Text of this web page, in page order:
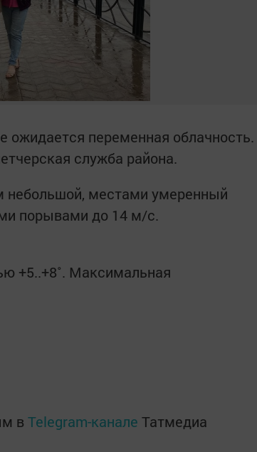
ожидается переменная облачность.
служба района.
местами умеренный
порывами до 14 м/с.
+5..+8˚. Максимальная
в Telegram-канале Татмедиа